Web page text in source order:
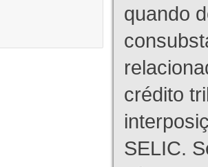
quando
crédito
SELIC.